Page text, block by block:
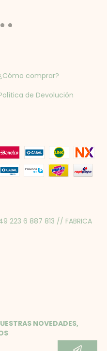
comprar?
de Devolución
223 6 887 813 // FABRICA
NOVEDADES,